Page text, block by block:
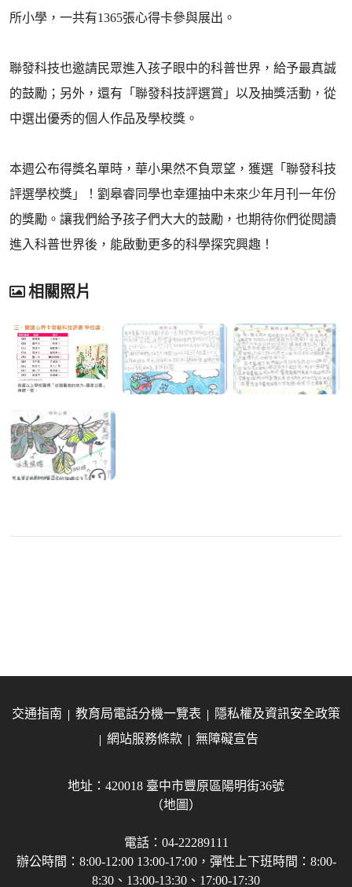
所小學，一共有1365張心得卡參與展出。
聯發科技也邀請民眾進入孩子眼中的科普世界，給予最真誠
的鼓勵；另外，還有「聯發科技評選賞」以及抽獎活動，從
中選出優秀的個人作品及學校獎。
本週公布得獎名單時，華小果然不負眾望，獲選「聯發科技
評選學校獎」！劉皋睿同學也幸運抽中未來少年月刊一年份
的獎勵。讓我們給予孩子們大大的鼓勵，也期待你們從閱讀
進入科普世界後，能啟動更多的科學探究興趣！
相關照片
交通指南 教育局電話分機一覽表
隱私權及資訊安全政策
網站服務條款
無障礙宣告
地址：420018 臺中市豐原區陽明街36號
（地圖）
電話：04-22289111
辦公時間：8:00-12:00 13:00-17:00，彈性上下班時間：8:00-
8:30、13:00-13:30、17:00-17:30